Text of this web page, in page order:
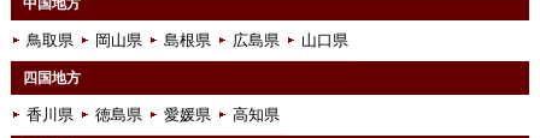
鳥取県 岡山県 島根県 広島県 山口県
四国地方
香川県 徳島県 愛媛県 高知県